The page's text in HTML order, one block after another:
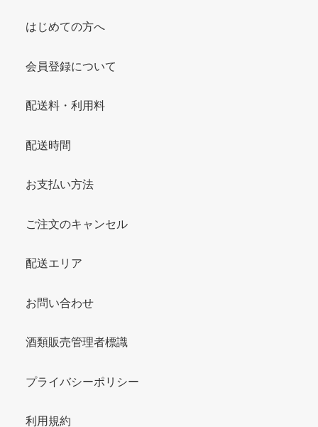
はじめての方へ
会員登録について
配送料・利用料
配送時間
お支払い方法
ご注文のキャンセル
配送エリア
お問い合わせ
酒類販売管理者標識
プライバシーポリシー
利用規約